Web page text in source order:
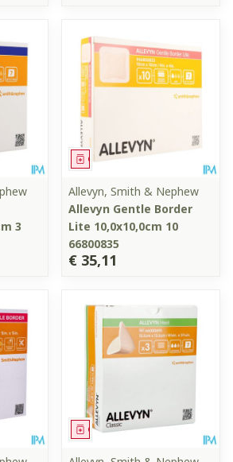
3
Geneesmiddel
Allevyn, Smith & Nephew
Allevyn Gentle Border
Lite 10,0x10,0cm 10
66800835
€ 35,11
Geneesmiddel